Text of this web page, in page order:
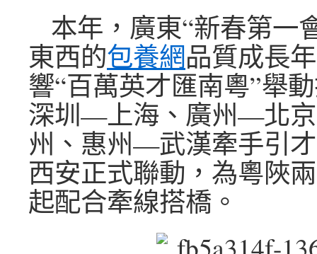
本年，廣東“新春第
東西的包養網品質成長
響“百萬英才匯南粵”舉
深圳—上海、廣州—北
州、惠州—武漢牽手引
西安正式聯動，為粵陜
起配合牽線搭橋。